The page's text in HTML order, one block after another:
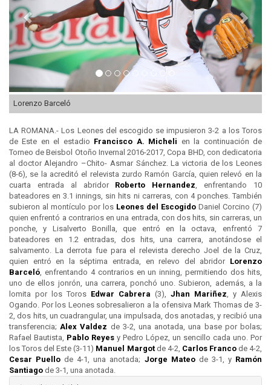
Lorenzo Barceló
LA ROMANA.- Los Leones del escogido se impusieron 3-2 a los Toros
de Este en el estadio Francisco A. Micheli en la continuación de
Torneo de Beisbol Otoño Invernal 2016-2017, Copa BHD, con dedicatoria
al doctor Alejandro –Chito- Asmar Sánchez. La victoria de los Leones
(8-6), se la acreditó el relevista zurdo Ramón García, quien relevó en la
cuarta entrada al abridor Roberto Hernandez , enfrentando 10
bateadores en 3.1 innings, sin hits ni carreras, con 4 ponches. También
subieron al montículo por los Leones del Escogido Daniel Corcino (7)
quien enfrentó a contrarios en una entrada, con dos hits, sin carreras, un
ponche, y Lisalverto Bonilla, que entró en la octava, enfrentó 7
bateadores en 1.2 entradas, dos hits, una carrera, anotándose el
salvamento. La derrota fue para el relevista derecho Joel de la Cruz,
quien entró en la séptima entrada, en relevo del abridor Lorenzo
Barceló , enfrentando 4 contrarios en un inning, permitiendo dos hits,
uno de ellos jonrón, una carrera, ponchó uno. Subieron, además, a la
lomita por los Toros Edwar Cabrera (3), Jhan Mariñez , y Alexis
Ogando. Por los Leones sobresalieron a la ofensiva Mark Thomas de 3-
2, dos hits, un cuadrangular, una impulsada, dos anotadas, y recibió una
transferencia; Alex Valdez de 3-2, una anotada, una base por bolas;
Rafael Bautista, Pablo Reyes y Pedro López, un sencillo cada uno. Por
los Toros del Este (3-11) Manuel Margotde 4-2, Carlos Francode 4-2,
Cesar Puello de 4-1, una anotada; Jorge Mateode 3-1, y Ramón
Santiago de 3-1, una anotada.